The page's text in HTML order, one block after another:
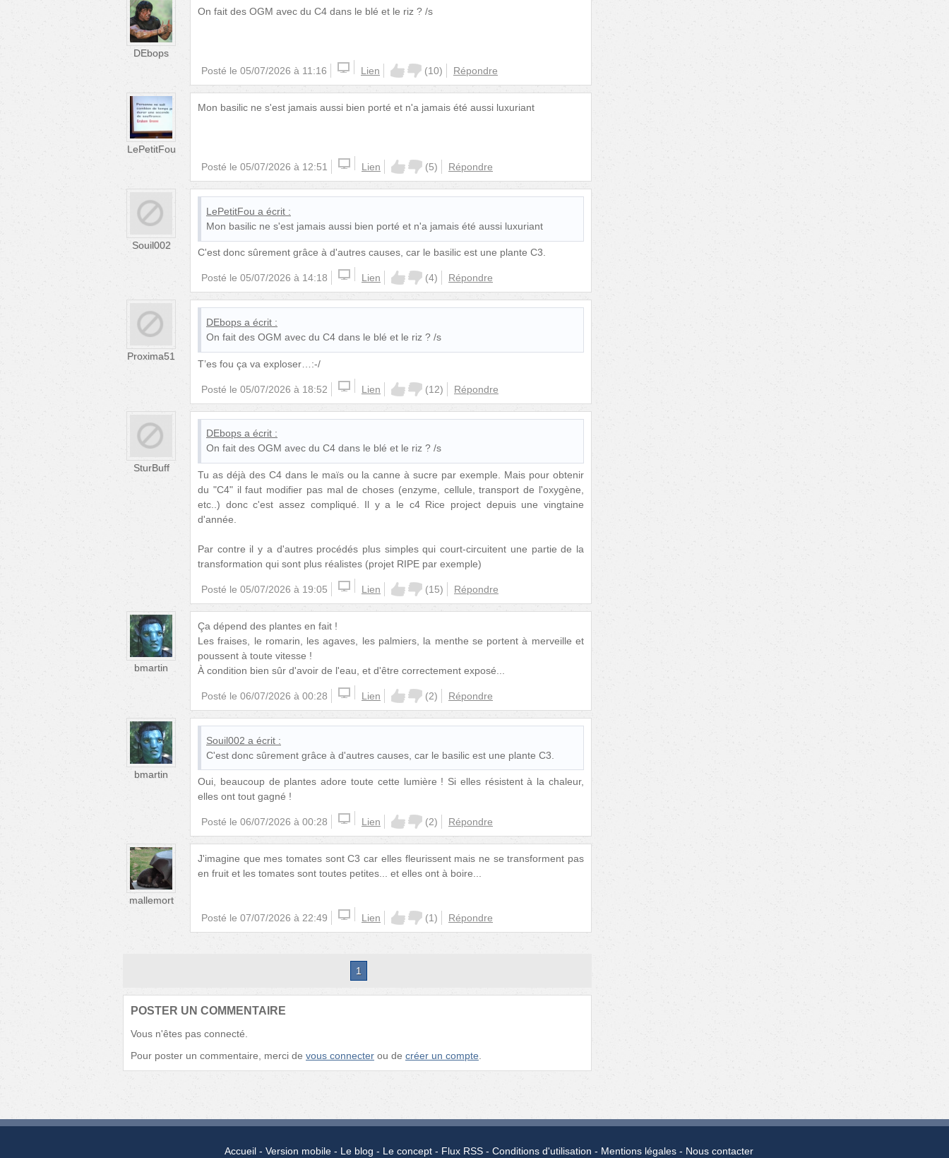
DEbops
On fait des OGM avec du C4 dans le blé et le riz ? /s
Posté le 05/07/2026 à 11:16 Lien (10) Répondre
LePetitFou
Mon basilic ne s'est jamais aussi bien porté et n'a jamais été aussi luxuriant
Posté le 05/07/2026 à 12:51 Lien (5) Répondre
Souil002
LePetitFou a écrit :
Mon basilic ne s'est jamais aussi bien porté et n'a jamais été aussi luxuriant
C'est donc sûrement grâce à d'autres causes, car le basilic est une plante C3.
Posté le 05/07/2026 à 14:18 Lien (4) Répondre
Proxima51
DEbops a écrit :
On fait des OGM avec du C4 dans le blé et le riz ? /s
T’es fou ça va exploser…:-/
Posté le 05/07/2026 à 18:52 Lien (12) Répondre
SturBuff
DEbops a écrit :
On fait des OGM avec du C4 dans le blé et le riz ? /s
Tu as déjà des C4 dans le maïs ou la canne à sucre par exemple. Mais pour obtenir
du "C4" il faut modifier pas mal de choses (enzyme, cellule, transport de l'oxygène,
etc..) donc c'est assez compliqué. Il y a le c4 Rice project depuis une vingtaine
d'année.
Par contre il y a d'autres procédés plus simples qui court-circuitent une partie de la
transformation qui sont plus réalistes (projet RIPE par exemple)
Posté le 05/07/2026 à 19:05 Lien (15) Répondre
bmartin
Ça dépend des plantes en fait !
Les fraises, le romarin, les agaves, les palmiers, la menthe se portent à merveille et
poussent à toute vitesse !
À condition bien sûr d'avoir de l'eau, et d'être correctement exposé...
Posté le 06/07/2026 à 00:28 Lien (2) Répondre
bmartin
Souil002 a écrit :
C'est donc sûrement grâce à d'autres causes, car le basilic est une plante C3.
Oui, beaucoup de plantes adore toute cette lumière ! Si elles résistent à la chaleur,
elles ont tout gagné !
Posté le 06/07/2026 à 00:28 Lien (2) Répondre
mallemort
J'imagine que mes tomates sont C3 car elles fleurissent mais ne se transforment pas
en fruit et les tomates sont toutes petites... et elles ont à boire...
Posté le 07/07/2026 à 22:49 Lien (1) Répondre
1
POSTER UN COMMENTAIRE
Vous n'êtes pas connecté.
Pour poster un commentaire, merci de vous connecter ou de créer un compte
Accueil Version mobile Le blog Le concept Flux RSS Conditions d'utilisation Mentions légales Nous contacter